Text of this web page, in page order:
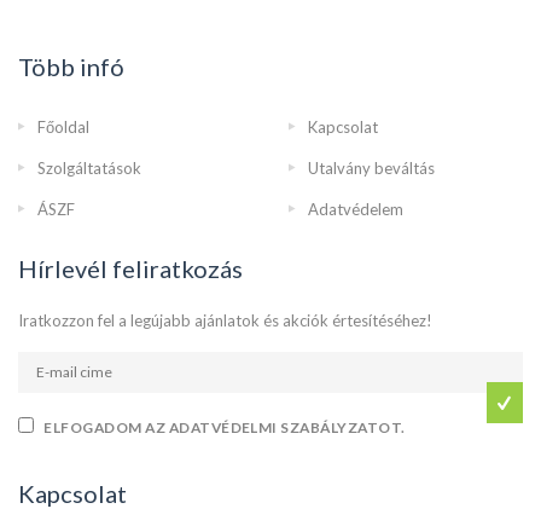
Több infó
Főoldal Kapcsolat
Szolgáltatások Utalvány beváltás
ÁSZF Adatvédelem
Hírlevél feliratkozás
Iratkozzon fel a legújabb ajánlatok és akciók értesítéséhez!
ELFOGADOM AZ ADATVÉDELMI SZABÁLYZATOT.
Kapcsolat